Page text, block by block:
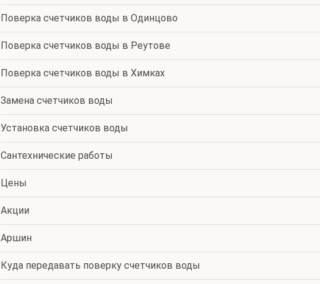
Поверка счетчиков воды в Одинцово
Поверка счетчиков воды в Реутове
Поверка счетчиков воды в Химках
Замена счетчиков воды
Установка счетчиков воды
Сантехнические работы
Цены
Акции
Аршин
Куда передавать поверку счетчиков воды